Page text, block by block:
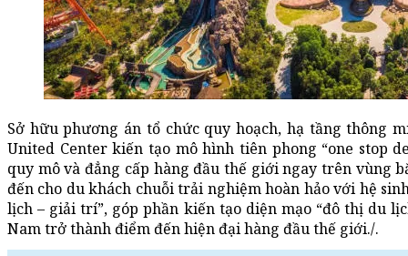
Sở hữu phương án tổ chức quy hoạch, hạ tầng thông
United Center kiến tạo mô hình tiên phong “one stop
quy mô và đẳng cấp hàng đầu thế giới ngay trên vùng
đến cho du khách chuỗi trải nghiệm hoàn hảo với hệ
lịch – giải trí”, góp phần kiến tạo diện mạo “đô thị du
Nam trở thành điểm đến hiện đại hàng đầu thế giới./.